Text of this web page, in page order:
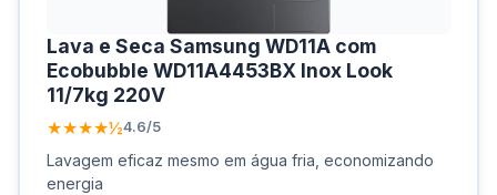
Lava e Seca Samsung WD11A com
Ecobubble WD11A4453BX Inox Look
11/7kg 220V
★★★★½4.6/5
Lavagem eficaz mesmo em água fria, economizando
energia